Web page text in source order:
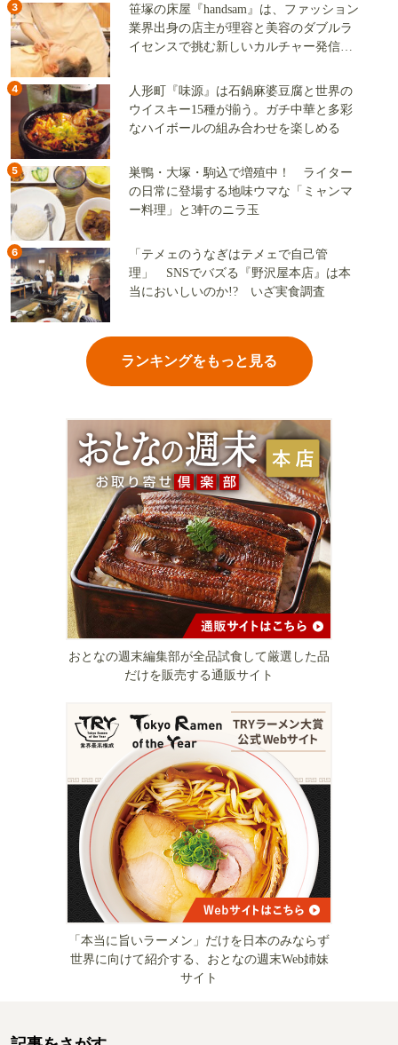
3
笹塚の床屋『handsam』は、ファッション
業界出身の店主が理容と美容のダブルラ
イセンスで挑む新しいカルチャー発信基
4
人形町『味源』は石鍋麻婆豆腐と世界の
ウイスキー15種が揃う。ガチ中華と多彩
なハイボールの組み合わせを楽しめる
5
巣鴨・大塚・駒込で増殖中！ ライター
の日常に登場する地味ウマな「ミャンマ
ー料理」と3軒のニラ玉
6
「テメェのうなぎはテメェで自己管
理」 SNSでバズる『野沢屋本店』は本
当においしいのか!? いざ実食調査
ランキングをもっと見る
おとなの週末編集部が全品試食して厳選した品
だけを販売する通販サイト
「本当に旨いラーメン」だけを日本のみならず
世界に向けて紹介する、おとなの週末Web姉妹
サイト